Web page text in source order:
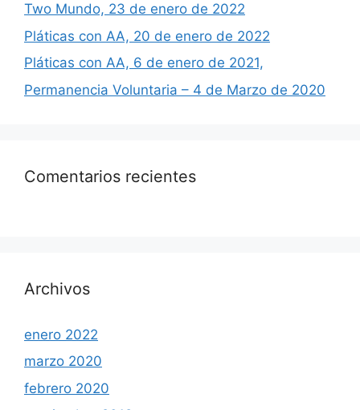
Two Mundo, 23 de enero de 2022
Pláticas con AA, 20 de enero de 2022
Pláticas con AA, 6 de enero de 2021,
Permanencia Voluntaria – 4 de Marzo de 2020
Comentarios recientes
Archivos
enero 2022
marzo 2020
febrero 2020